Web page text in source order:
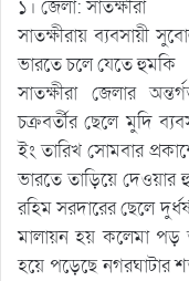
১। জেলা: সাতক্ষীরা
সাতক্ষীরায় ব্যবসায়ী
ভারতে চলে যেতে হুমকি
সাতক্ষীরা জেলার
চক্রবর্তীর ছেলে মুদি
ইং তারিখ সোমবার
ভারতে তাড়িয়ে দেওয়ার
রহিম সরদারের ছেলে
মালায়ন হয় কলেমা পড়
হয়ে পড়েছে নগরঘাটার